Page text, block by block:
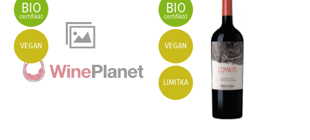
BIO
certifikát
VEGAN
BIO
certifikát
VEGAN
LIMITKA